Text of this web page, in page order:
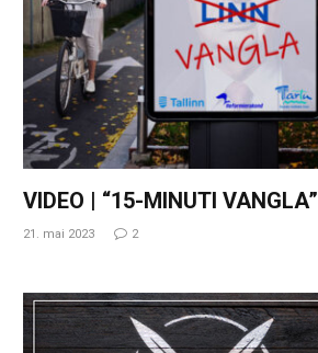
VIDEO | “15-MINUTI VANGLA”
21. mai 2023 2